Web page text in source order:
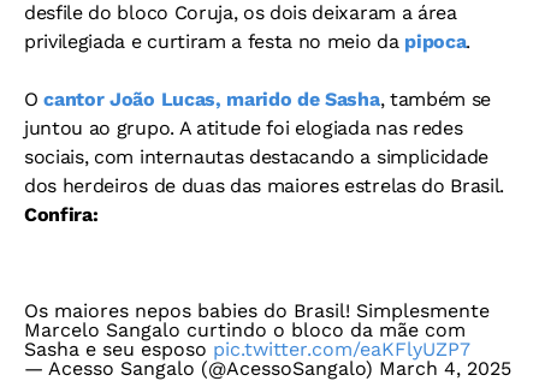
desfile do bloco Coruja, os dois deixaram a área
privilegiada e curtiram a festa no meio da pipoca.
Ocantor João Lucas, marido de Sasha, também se
juntou ao grupo. A atitude foi elogiada nas redes
sociais, com internautas destacando a simplicidade
dos herdeiros de duas das maiores estrelas do Brasil.
Confira:
Os maiores nepos babies do Brasil! Simplesmente
Marcelo Sangalo curtindo o bloco da mãe com
Sasha e seu esposo pic.twitter.com/eaKFlyUZP7
— Acesso Sangalo (@AcessoSangalo) March 4, 2025